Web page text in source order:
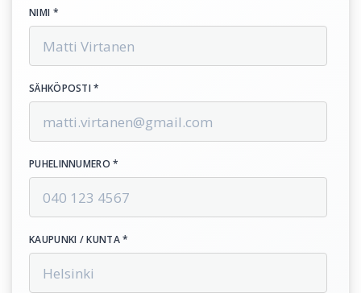
NIMI *
SÄHKÖPOSTI *
PUHELINNUMERO *
KAUPUNKI / KUNTA *